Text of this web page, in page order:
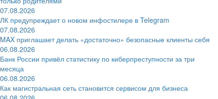
07.08.2026
ЛК предупреждает о новом инфостилере в Telegram
07.08.2026
MAX приглашает делать «достаточно» безопасные клиенты себя
06.08.2026
Банк России привёл статистику по киберпреступности за три
месяца
06.08.2026
Как магистральная сеть становится сервисом для бизнеса